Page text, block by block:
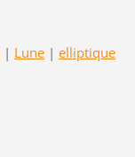
| Lune | elliptique